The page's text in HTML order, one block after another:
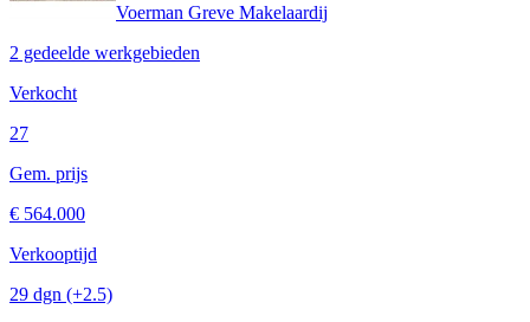
Voerman Greve Makelaardij
2 gedeelde werkgebieden
Verkocht
27
Gem. prijs
€ 564.000
Verkooptijd
29 dgn (+2.5)